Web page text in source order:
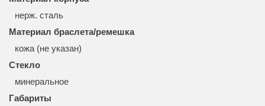
нерж. сталь
Материал браслета/ремешка
кожа (не указан)
Стекло
минеральное
Габариты